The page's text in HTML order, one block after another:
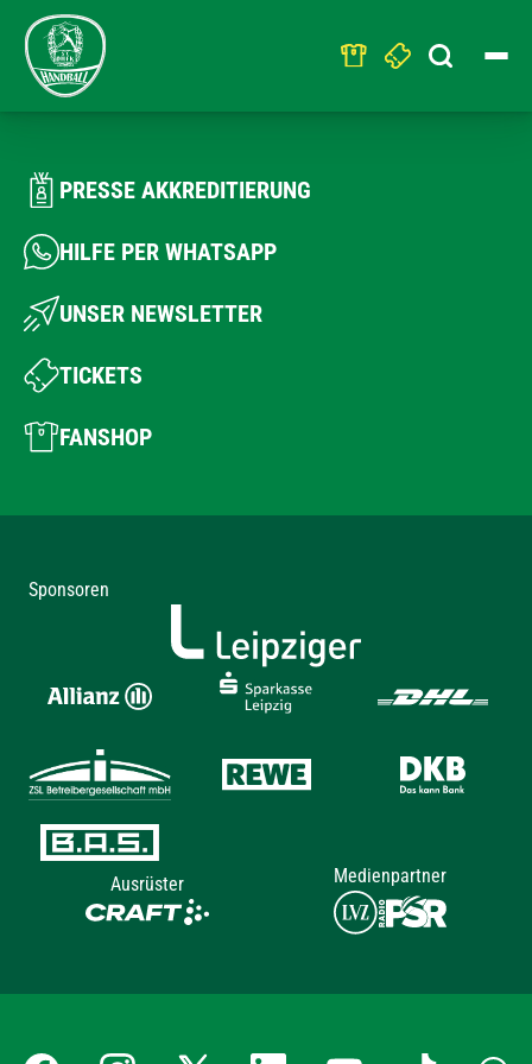
Search
for:
PRESSE AKKREDITIERUNG
HILFE PER WHATSAPP
UNSER NEWSLETTER
TICKETS
FANSHOP
Sponsoren
Ausrüster Medienpartner